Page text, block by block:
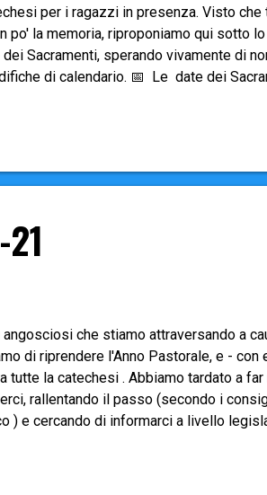
per i ragazzi in presenza. Visto
po' la memoria, riproponiamo qui sotto
Sacramenti, sperando vivamente di
di calendario. 📅 Le date dei
(3ª e 4ª elementare): 16 maggio
(1ª media): 30 maggio 2021
che stiamo attraversando a
di riprendere l'Anno Pastorale, e -
tutte la catechesi . Abbiamo tardato a
rallentando il passo (secondo i
) e cercando di informarci a livello
Patto di responsabilità reciproca tra